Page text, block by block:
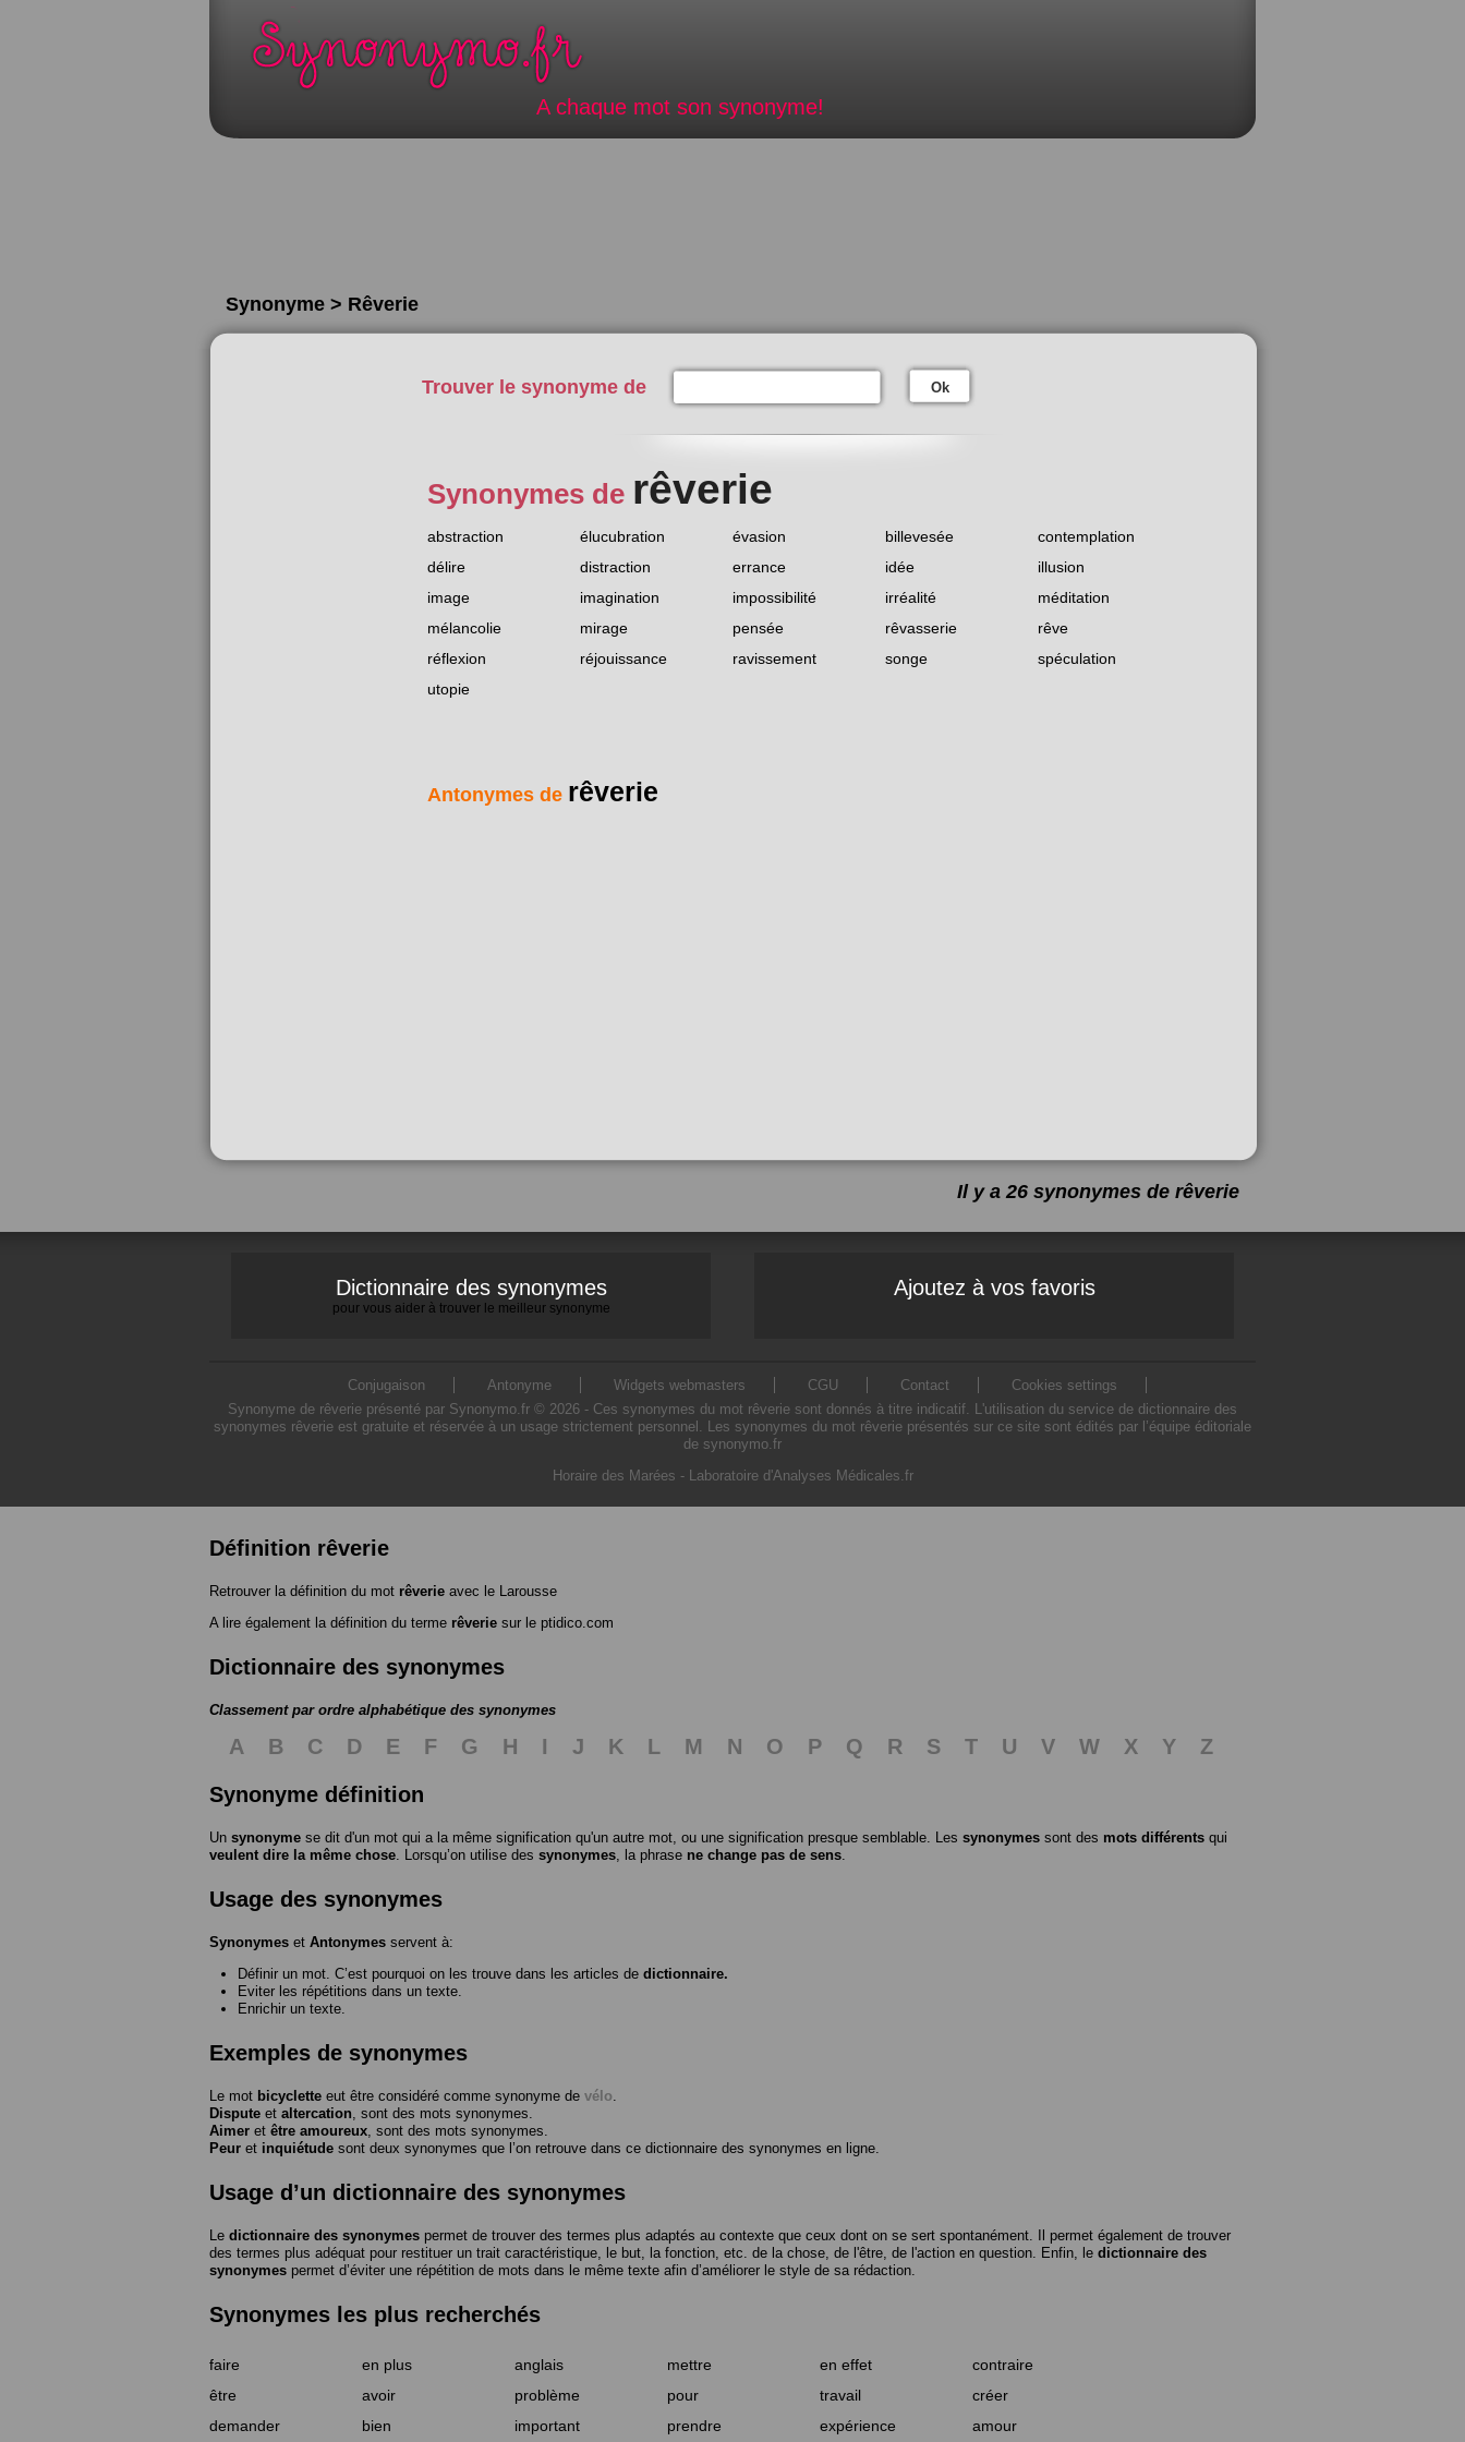
A chaque mot son synonyme!
Synonyme > Rêverie
Trouver le synonyme de Ok
Synonymes de rêverie
abstraction élucubration évasion billevesée
contemplation
délire
distraction errance idée
illusion
image
imagination impossibilité irréalité
méditation
mélancolie
mirage pensée rêvasserie
rêve
réflexion
réjouissance ravissement songe
spéculation
utopie
Antonymes de rêverie
Il y a 26 synonymes de rêverie
Dictionnaire des synonymes
pour vous aider à trouver le meilleur synonyme
Ajoutez à vos favoris
Conjugaison Antonyme Widgets webmasters CGU Contact
Cookies settings
Synonyme de rêverie présenté par Synonymo.fr © 2026 - Ces synonymes du mot rêverie sont donnés à titre indicatif. L'utilisation du service de dictionnaire des
synonymes rêverie est gratuite et réservée à un usage strictement personnel. Les synonymes du mot rêverie présentés sur ce site sont édités par l’équipe éditoriale
de synonymo.fr
Horaire des Marées - Laboratoire d'Analyses Médicales.fr
Définition rêverie
Retrouver la définition du mot rêverie avec le Larousse
A lire également la définition du terme rêverie sur le ptidico.com
Dictionnaire des synonymes
Classement par ordre alphabétique des synonymes
A B C D E F G H I J K L M N O P Q R S T U V W X Y
Z
Synonyme définition
Un synonyme se dit d'un mot qui a la même signification qu'un autre mot, ou une signification presque semblable. Les synonymes sont des mots différents qui
veulent dire la même chose. Lorsqu’on utilise des synonymes, la phrase ne change pas de sens.
Usage des synonymes
Synonymes et Antonymes servent à:
Définir un mot. C’est pourquoi on les trouve dans les articles de dictionnaire.
Eviter les répétitions dans un texte.
Enrichir un texte.
Exemples de synonymes
Le mot bicyclette eut être considéré comme synonyme de vélo.
Dispute et altercation, sont des mots synonymes.
Aimer et être amoureux, sont des mots synonymes.
Peur et inquiétude sont deux synonymes que l’on retrouve dans ce dictionnaire des synonymes en ligne.
Usage d’un dictionnaire des synonymes
Le dictionnaire des synonymes permet de trouver des termes plus adaptés au contexte que ceux dont on se sert spontanément. Il permet également de trouver
des termes plus adéquat pour restituer un trait caractéristique, le but, la fonction, etc. de la chose, de l'être, de l'action en question. Enfin, le dictionnaire des
synonymes permet d’éviter une répétition de mots dans le même texte afin d’améliorer le style de sa rédaction.
Synonymes les plus recherchés
faire en plus anglais mettre en effet
contraire
être
avoir problème pour travail
créer
demander
bien important prendre expérience amour